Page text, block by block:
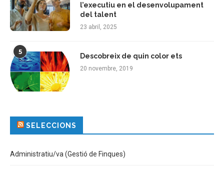
l’executiu en el desenvolupament
del talent
23 abril, 2025
5
Descobreix de quin color ets
20 novembre, 2019
SELECCIONS
Administratiu/va (Gestió de Finques)